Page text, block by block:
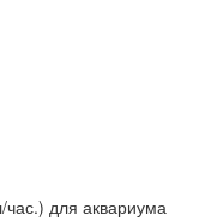
для аквариума